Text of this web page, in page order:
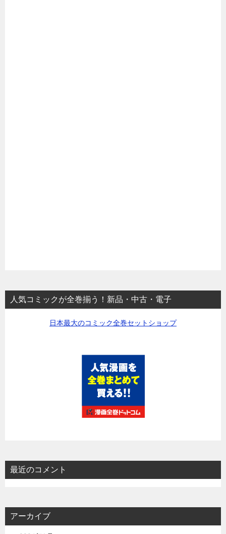
人気コミックが全巻揃う！新品・中古・電子
日本最大のコミック全巻セットショップ
最近のコメント
アーカイブ